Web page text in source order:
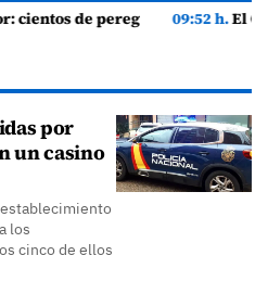
Nieves
09:52 h.El Cabildo intensifica la vigilancia
por
un casino
establecimiento
los
cinco de ellos